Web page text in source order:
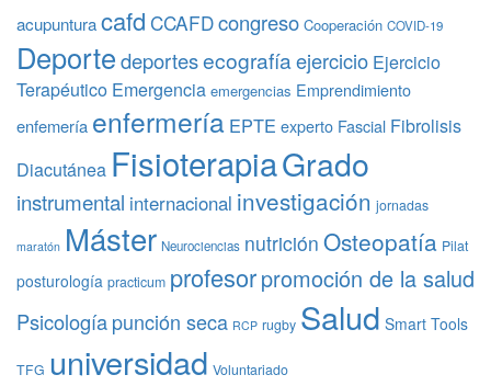
acupunturacafd CCAFDcongreso Cooperación COVID-19
Deportedeportesecografíaejercicio Ejercicio
Terapéutico Emergencia emergencias Emprendimiento
enfemería enfermería EPTE experto Fascial Fibrolisis
Diacutánea FisioterapiaGrado
instrumental internacional investigación jornadas
maratón Máster Neurociencias nutrición Osteopatía Pilat
posturología practicum profesorpromoción de la salud
Psicologíapunción seca RCP rugby Salud Smart Tools
TFG universidad Voluntariado